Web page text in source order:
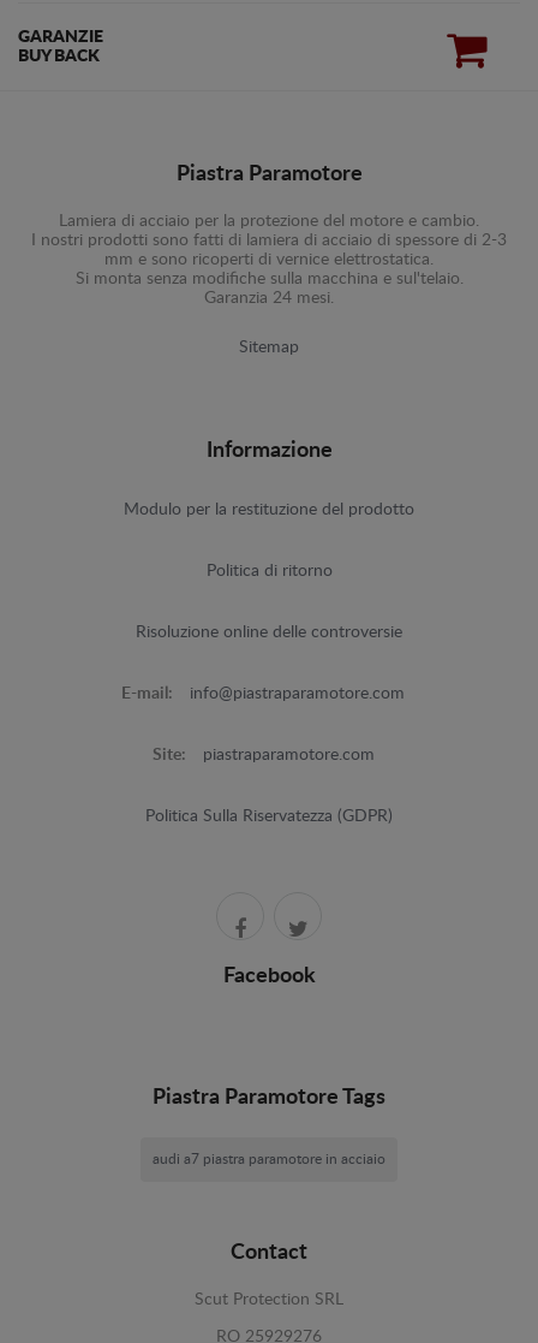
GARANZIE
BUY BACK
Piastra Paramotore
Lamiera di acciaio per la protezione del motore e cambio.
I nostri prodotti sono fatti di lamiera di acciaio di spessore di 2-3
mm e sono ricoperti di vernice elettrostatica.
Si monta senza modifiche sulla macchina e sul'telaio.
Garanzia 24 mesi.
Sitemap
Informazione
Modulo per la restituzione del prodotto
Politica di ritorno
Risoluzione online delle controversie
E-mail: info@piastraparamotore.com
Site: piastraparamotore.com
Politica Sulla Riservatezza (GDPR)
Facebook
Piastra Paramotore Tags
audi a7 piastra paramotore in acciaio
Contact
Scut Protection SRL
RO 25929276